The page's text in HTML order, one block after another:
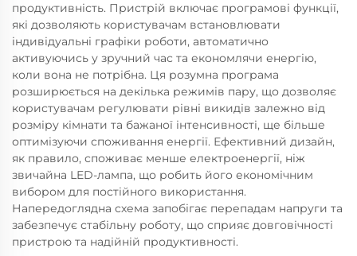
продуктивність. Пристрій включає програмові функції,
які дозволяють користувачам встановлювати
індивідуальні графіки роботи, автоматично
активуючись у зручний час та економлячи енергію,
коли вона не потрібна. Ця розумна програма
розширюється на декілька режимів пару, що дозволяє
користувачам регулювати рівні викидів залежно від
розміру кімнати та бажаної інтенсивності, ще більше
оптимізуючи споживання енергії. Ефективний дизайн,
як правило, споживає менше електроенергії, ніж
звичайна LED-лампа, що робить його економічним
вибором для постійного використання.
Напередоглядна схема запобігає перепадам напруги та
забезпечує стабільну роботу, що сприяє довговічності
пристрою та надійній продуктивності.